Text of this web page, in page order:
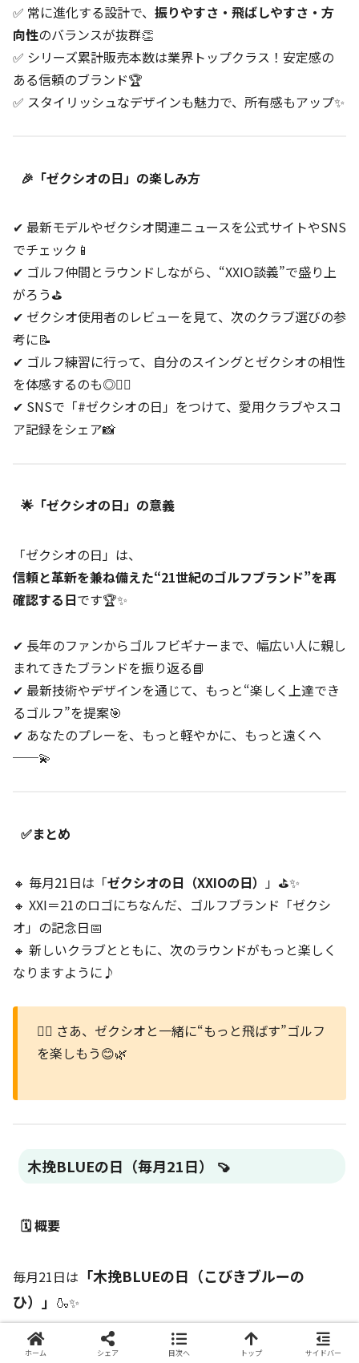
✅ 常に進化する設計で、 振りやすさ・飛ばしやすさ・方
向性のバランスが抜群👏
✅ シリーズ累計販売本数は業界トップクラス！安定感の
ある信頼のブランド🏆
✅ スタイリッシュなデザインも魅力で、所有感もアップ✨
🎉「ゼクシオの日」の楽しみ方
✔ 最新モデルやゼクシオ関連ニュースを公式サイトやSNS
でチェック📱
✔ ゴルフ仲間とラウンドしながら、“XXIO談義”で盛り上
がろう⛳
✔ ゼクシオ使用者のレビューを見て、次のクラブ選びの参
考に📝
✔ ゴルフ練習に行って、自分のスイングとゼクシオの相性
を体感するのも◎🏌️‍♂️
✔ SNSで「#ゼクシオの日」をつけて、愛用クラブやスコ
ア記録をシェア📸
🌟「ゼクシオの日」の意義
「ゼクシオの日」は、
信頼と革新を兼ね備えた“21世紀のゴルフブランド”を再
確認する日です🏆✨
✔ 長年のファンからゴルフビギナーまで、幅広い人に親し
まれてきたブランドを振り返る📘
✔ 最新技術やデザインを通じて、もっと“楽しく上達でき
るゴルフ”を提案🎯
✔ あなたのプレーを、もっと軽やかに、もっと遠くへ
──💫
✅まとめ
🔸 毎月21日は「ゼクシオの日（XXIOの日） 」⛳✨
🔸 XXI＝21のロゴにちなんだ、ゴルフブランド「ゼクシ
オ」の記念日📅
🔸 新しいクラブとともに、次のラウンドがもっと楽しく
なりますように♪
🏌️‍♀️ さあ、ゼクシオと一緒に“もっと飛ばす”ゴルフ
を楽しもう😊🌿
木挽BLUEの日（毎月21日） 🍠
🗓️ 概要
毎月21日は 「木挽BLUEの日（こびきブルーの
ひ）」 🍶✨
この記念日は、宮崎県宮崎市に本社を構える 雲海酒造株
ホーム シェア 目次へ トップ サイドバー